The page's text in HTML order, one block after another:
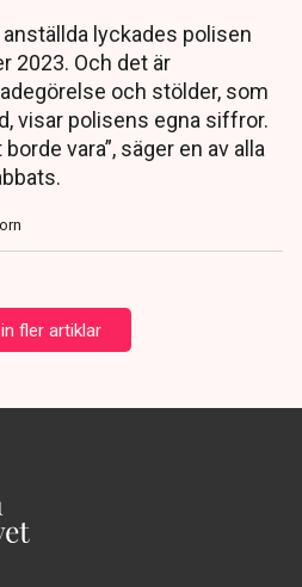
lyckades polisen
2023. Och det är
och stölder, som
visar polisens egna siffror.
vara”, säger en av alla
fler artiklar